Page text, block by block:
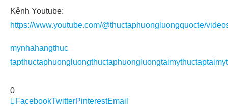
Kênh Youtube:
https://www.youtube.com/@thuctaphuongluongquocte/
mynhahangthuc
tapthuctaphuongluongthuctaphuongluongtaimythuctaptaimy
0
FacebookTwitterPinterestEmail